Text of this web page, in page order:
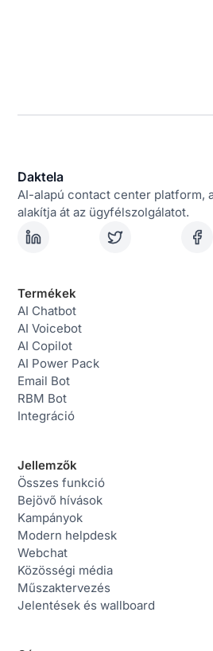
Daktela
AI-alapú contact center platform,
alakítja át az ügyfélszolgálatot.
Termékek
AI Chatbot
AI Voicebot
AI Copilot
AI Power Pack
Email Bot
RBM Bot
Integráció
Jellemzők
Összes funkció
Bejövő hívások
Kampányok
Modern helpdesk
Webchat
Közösségi média
Műszaktervezés
Jelentések és wallboard